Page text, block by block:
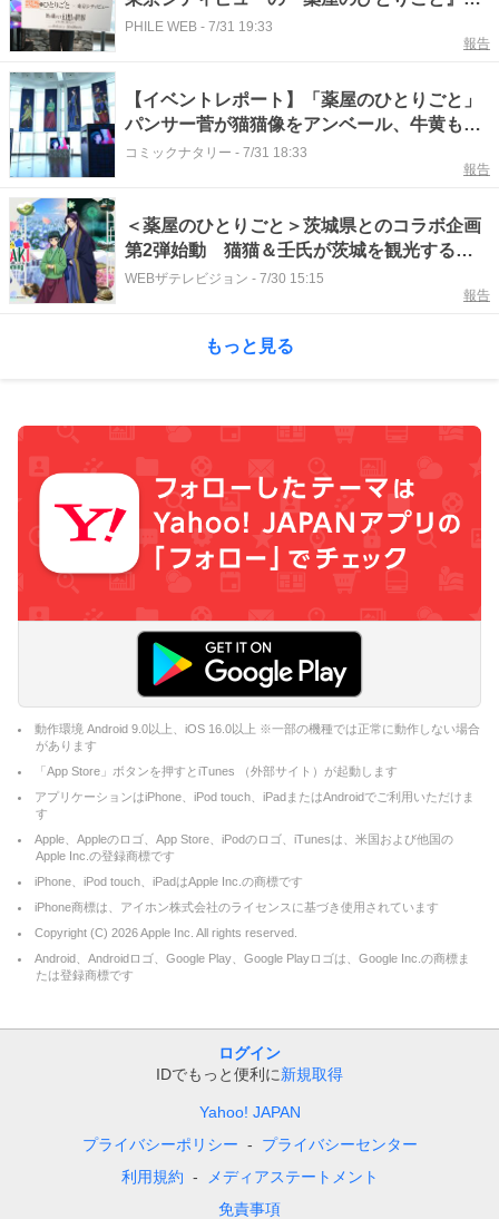
ラボイベントを一足先に体験
PHILE WEB - 7/31 19:33
報告
【イベントレポート】「薬屋のひとりごと」
パンサー菅が猫猫像をアンベール、牛黄も実
際に買っていた
コミックナタリー - 7/31 18:33
報告
＜薬屋のひとりごと＞茨城県とのコラボ企画
第2弾始動 猫猫＆壬氏が茨城を観光する新
SP映像公開
WEBザテレビジョン - 7/30 15:15
報告
もっと見る
動作環境 Android 9.0以上、iOS 16.0以上 ※一部の機種では正常に動作しない場合
があります
「App Store」ボタンを押すとiTunes （外部サイト）が起動します
アプリケーションはiPhone、iPod touch、iPadまたはAndroidでご利用いただけま
す
Apple、Appleのロゴ、App Store、iPodのロゴ、iTunesは、米国および他国の
Apple Inc.の登録商標です
iPhone、iPod touch、iPadはApple Inc.の商標です
iPhone商標は、アイホン株式会社のライセンスに基づき使用されています
Copyright (C) 2026Apple Inc. All rights reserved.
Android、Androidロゴ、Google Play、Google Playロゴは、Google Inc.の商標ま
たは登録商標です
ログイン
IDでもっと便利に新規取得
Yahoo! JAPAN
プライバシーポリシー
プライバシーセンター
利用規約
メディアステートメント
免責事項